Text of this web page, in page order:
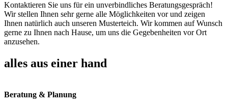
Kontaktieren Sie uns für ein unverbindliches Beratungsgespräch!
Wir stellen Ihnen sehr gerne alle Möglichkeiten vor und zeigen
Ihnen natürlich auch unseren Musterteich. Wir kommen auf Wunsch
gerne zu Ihnen nach Hause, um uns die Gegebenheiten vor Ort
anzusehen.
alles aus einer hand
Beratung & Planung